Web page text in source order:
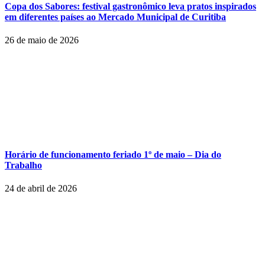
Copa dos Sabores: festival gastronômico leva pratos inspirados
em diferentes países ao Mercado Municipal de Curitiba
26 de maio de 2026
Horário de funcionamento feriado 1º de maio – Dia do
Trabalho
24 de abril de 2026